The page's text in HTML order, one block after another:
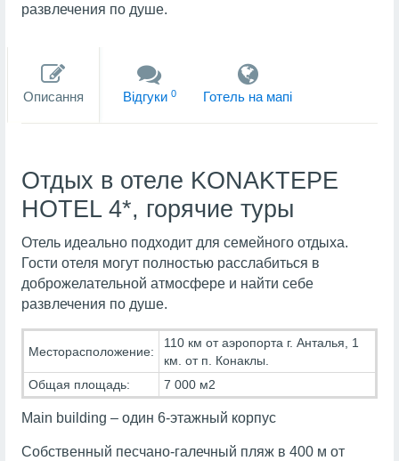
развлечения по душе.
Описання Вiдгуки 0 Готель на мапi
Отдых в отеле KONAKTEPE
HOTEL 4*, горячие туры
Отель идеально подходит для семейного отдыха.
Гости отеля могут полностью расслабиться в
доброжелательной атмосфере и найти себе
развлечения по душе.
Месторасположение:
110 км от аэропорта г. Анталья, 1
км. от п. Конаклы.
Общая площадь:
7 000 м2
Main building – один 6-этажный корпус
Собственный песчано-галечный пляж в 400 м от